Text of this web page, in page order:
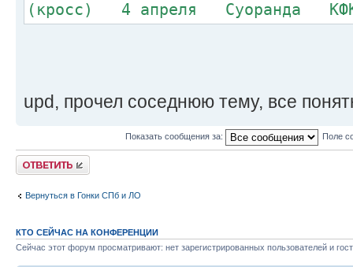
(кросс) 4 апреля Суоранда
upd, прочел соседнюю тему, все
Показать сообщения за: Поле
Ответить
Вернуться в Гонки СПб и ЛО
КТО СЕЙЧАС НА КОНФЕРЕНЦИИ
Сейчас этот форум просматривают: нет зарегистрированных пользователей и